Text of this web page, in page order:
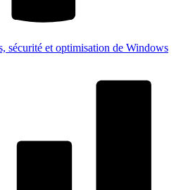
sécurité et optimisation de Windows